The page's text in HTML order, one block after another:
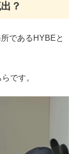
？
であるHYBEと
です。